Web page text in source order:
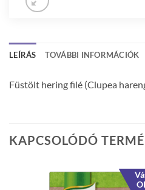
LEÍRÁS TOVÁBBI INFORMÁCIÓK
Füstölt hering filé (Clupea
KAPCSOLÓDÓ